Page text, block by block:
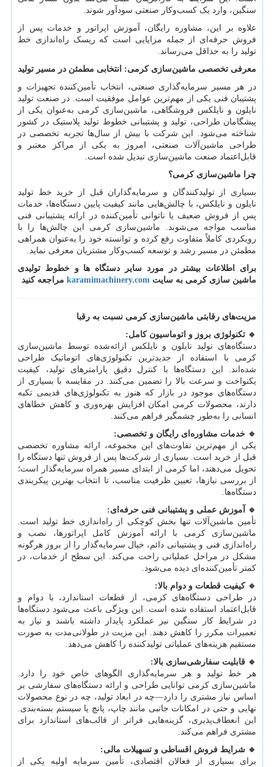
سنگین، وارد یک کسب‌وکار صنعتی سودآور شوند.
علاوه بر این، مشاوره رایگان، آموزش اپراتور و خدمات پس از
فروش حرفه‌ای از جمله مزایایی است که ریسک راه‌اندازی خط
تولید را به حداقل می‌رساند.
معرفی تخصصی ماشین‌سازی کرمی: انتخابی مطمئن در مسیر تولید
در هر مسیر سرمایه‌گذاری صنعتی، انتخاب تأمین‌کننده تجهیزات و
پشتیبان فنی یکی از مهم‌ترین عوامل موفقیت است. در صنعت تولید
نایلون و نایلکس فروشگاهی، ماشین‌سازی کرمی به‌عنوان یکی از
پیشگامان طراحی، تولید و پشتیبانی خطوط تولید پلاستیک در کشور
شناخته می‌شود. این شرکت با بیش از سال‌ها تجربه تخصصی در
طراحی ماشین‌آلات صنعتی، امروز به یکی از مراکز معتبر و
قابل‌اعتماد صنعت ماشین‌سازی تبدیل شده است.
چرا ماشین‌سازی کرمی؟
بسیاری از تولیدکنندگان و سرمایه‌گذاران قبل از خرید خط تولید
نایلون و نایلکس، با چالش‌هایی مانند کیفیت پایین دستگاه‌ها، خدمات
پس از فروش ضعیف یا ناتوانی تأمین‌کننده در ارائه پشتیبانی فنی
مناسب مواجه می‌شوند. ماشین‌سازی کرمی این چالش‌ها را با
رویکردی کاملاً متفاوت رفع کرده و توانسته خود را به‌عنوان همراهی
مطمئن در مسیر رشد و توسعه کسب‌وکار مشتریان معرفی نماید.
برای اطلاعات بیشتر در مورد سایر دستگاه ها و خطوط تولیدی
ماشین سازی کرمی به سایت karamimachinery.com مراجعه کنید
مزیت‌های رقابتی ماشین‌سازی کرمی نسبت به رقبا
🔹 تکنولوژی بروز و اتوماسیون کامل:
دستگاه‌های تولید نایلون و نایلکس ارائه‌شده توسط ماشین‌سازی
کرمی با استفاده از جدیدترین تکنولوژی‌های اتوماتیک طراحی
شده‌اند. این دستگاه‌ها با کنترل‌ دقیق پارامترهای تولید، کیفیت
یکنواخت و سرعت بالا را تضمین می‌کنند. در مقایسه با بسیاری از
دستگاه‌های موجود در بازار که هنوز به تکنولوژی‌های قدیمی تکیه
دارند، محصولات کرمی امکان افزایش بهره‌وری و کاهش خطاهای
انسانی را به‌طور چشمگیر فراهم می‌کنند.
🔹 خدمات مشاوره‌ای رایگان و تخصصی:
یکی از مهم‌ترین تفاوت‌های این مجموعه، ارائه مشاوره تخصصی
قبل از خرید است. بسیاری از شرکت‌ها پس از فروش تنها دستگاه را
تحویل می‌دهند، اما کرمی از ابتدای مسیر همراه سرمایه‌گذار است؛
از بررسی نیازها، تعیین ظرفیت مناسب، تا انتخاب بهترین پیکربندی
دستگاه‌ها.
🔹
آموزش عملی و پشتیبانی فنی حرفه‌ای:
تأمین ماشین‌آلات تنها بخش کوچکی از راه‌اندازی خط تولید است.
ماشین‌سازی کرمی با ارائه آموزش کامل اپراتورها، نصب و
راه‌اندازی فنی و پشتیبانی دائم، خیال سرمایه‌گذار را از بروز هرگونه
مشکل در مراحل عملیاتی راحت می‌کند. این سطح از خدمات، در
کمتر تأمین‌کننده‌ای دیده می‌شود.
🔹 کیفیت قطعات و دوام بالا:
در طراحی دستگاه‌های کرمی، از قطعات استاندارد، با دوام و
قابل‌اعتماد استفاده شده است. این ویژگی باعث می‌شود دستگاه‌ها
در شرایط کار سنگین نیز عملکرد پایدار داشته باشند و نیاز به
تعمیرات مکرر را کاهش دهند. این مزیت در طولانی‌مدت به صورت
مستقیم هزینه‌های عملیاتی تولیدکننده را کاهش می‌دهد.
🔹 قابلیت سفارشی‌سازی بالا:
هر خط تولید و هر سرمایه‌گذاری الگوهای خاص خود را دارد.
ماشین‌سازی کرمی توانایی طراحی و ارائه دستگاه‌های سفارشی بر
اساس نیاز مشتری را دارد—چه در ابعاد تولید، چه در نوع محصولات
نهایی و حتی در امکانات جانبی مانند چاپ، پانچ یا سیستم بسته‌بندی.
این انعطاف‌پذیری، گزینه‌هایی فراتر از قالب‌های استاندارد برای
مشتری فراهم می‌کند.
🔹 شرایط فروش اقساطی و تسهیلات مالی:
برای بسیاری از فعالان اقتصادی، تأمین سرمایه اولیه یکی از